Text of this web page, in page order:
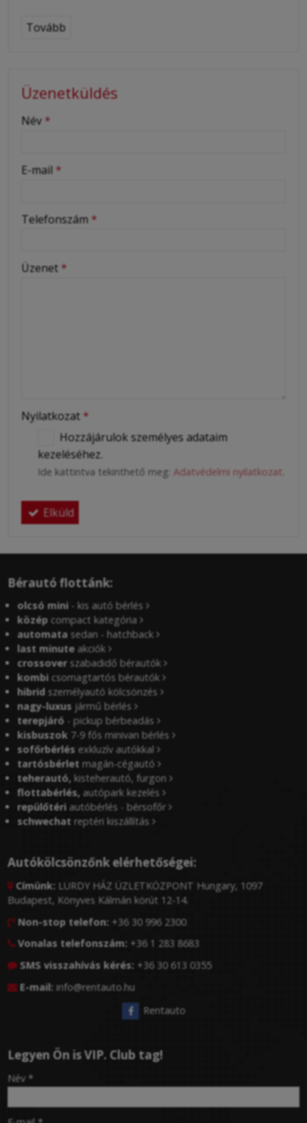
Tovább
Üzenetküldés
-
-
-
Név *
E-mail *
Telefonszám *
Üzenet *
Nyilatkozat *
Hozzájárulok személyes adataim
kezeléséhez.
Ide kattintva tekinthető meg: Adatvédelmi nyilatkozat
Elküld
Bérautó flottánk:
olcsó mini - kis autó bérlés
közép compact kategória
automata sedan - hatchback
last minute akciók
crossover szabadidő bérautók
kombi csomagtartós bérautók
hibrid személyautó kölcsönzés
nagy-luxus jármű bérlés
terepjáró - pickup bérbeadás
kisbuszok 7-9 fős minivan bérlés
sofőrbérlés exkluzív autókkal
tartósbérlet magán-cégautó
teherautó, kisteherautó, furgon
flottabérlés, autópark kezelés
repülőtéri autóbérlés - bérsofőr
schwechat reptéri kiszállítás
Autókölcsönzőnk elérhetőségei:
 Címünk: LURDY HÁZ ÜZLETKÖZPONT Hungary, 1097
Budapest, Könyves Kálmán körút 12-14.
 Non-stop telefon: +36 30 996 2300
 Vonalas telefonszám: +36 1 283 8683
 SMS visszahívás kérés: +36 30 613 0355
 E-mail: info@rentauto.hu
Rentauto
Legyen Ön is VIP. Club tag!
-Név *